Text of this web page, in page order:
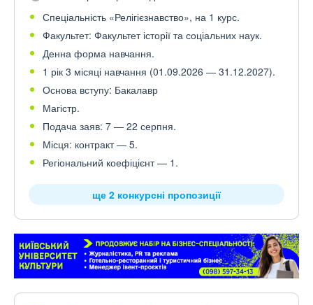
Спеціальність «Релігієзнавство», на 1 курс.
Факультет: Факультет історії та соціальних наук.
Денна форма навчання.
1 рік 3 місяці навчання (01.09.2026 — 31.12.2027).
Основа вступу: Бакалавр
Магістр.
Подача заяв: 7 — 22 серпня.
Місця: контракт — 5.
Регіональний коефіцієнт — 1.
ще 2 конкурсні пропозиції